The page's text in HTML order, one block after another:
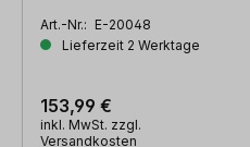
Art.-Nr.: E-20048
Lieferzeit 2 Werktage
153,99 €
inkl. MwSt. zzgl.
Versandkosten